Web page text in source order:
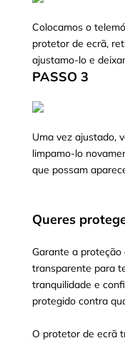
Colocamos o
protetor de ecrã,
ajustamo-lo e
PASSO 3
Uma vez ajustado,
limpamo-lo
que possam
Queres
Garante a
transparente para
tranquilidade e
protegido contra
O protetor de ecrã